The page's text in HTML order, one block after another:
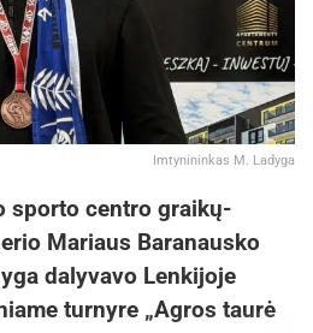
Imtynininkas M. Ladyga
sporto centro graikų-
Mariaus Baranausko
dalyvavo Lenkijoje
turnyre „Agros taurė